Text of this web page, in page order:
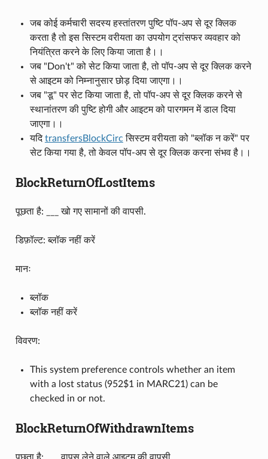
जब कोई कर्मचारी सदस्य हस्तांतरण पुष्टि पॉप-अप से दूर क्लिक
करता है तो इस सिस्टम वरीयता का उपयोग ट्रांसफर व्यवहार को
नियंत्रित करने के लिए किया जाता है।।
जब "Don't" को सेट किया जाता है, तो पॉप-अप से दूर क्लिक करने
से आइटम को निम्नानुसार छोड़ दिया जाएगा।।
जब "डू" पर सेट किया जाता है, तो पॉप-अप से दूर क्लिक करने से
स्थानांतरण की पुष्टि होगी और आइटम को पारगमन में डाल दिया
जाएगा।।
यदिtransfersBlockCirc सिस्टम वरीयता को "ब्लॉक न करें" पर
सेट किया गया है, तो केवल पॉप-अप से दूर क्लिक करना संभव है।।
BlockReturnOfLostItems
पूछता है: ___ खो गए सामानों की वापसी.
डिफ़ॉल्ट: ब्लॉक नहीं करें
मानः
ब्लॉक
ब्लॉक नहीं करें
विवरण:
This system preference controls whether an item
with a lost status (952$1 in MARC21) can be
checked in or not.
BlockReturnOfWithdrawnItems